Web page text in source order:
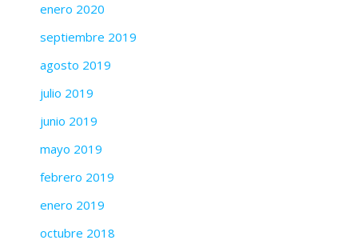
enero 2020
septiembre 2019
agosto 2019
julio 2019
junio 2019
mayo 2019
febrero 2019
enero 2019
octubre 2018